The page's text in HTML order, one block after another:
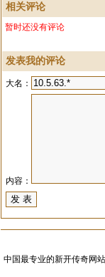
相关评论
暂时还没有评论
发表我的评论
大名：
内容：
中国最专业的新开传奇网